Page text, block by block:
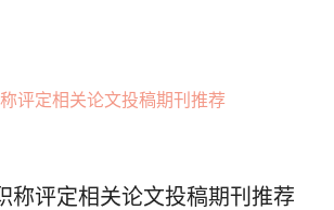
称评定相关论文投稿期刊推荐